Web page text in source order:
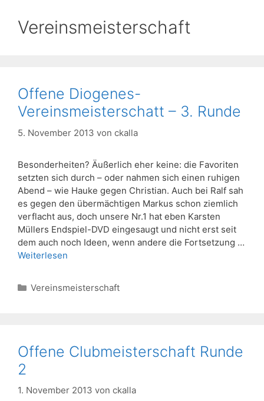
Vereinsmeisterschaft
Offene Diogenes-
Vereinsmeisterschatt – 3. Runde
5. November 2013 von ckalla
Besonderheiten? Äußerlich eher keine: die Favoriten
setzten sich durch – oder nahmen sich einen ruhigen
Abend – wie Hauke gegen Christian. Auch bei Ralf sah
es gegen den übermächtigen Markus schon ziemlich
verflacht aus, doch unsere Nr.1 hat eben Karsten
Müllers Endspiel-DVD eingesaugt und nicht erst seit
dem auch noch Ideen, wenn andere die Fortsetzung …
Weiterlesen
Kategorien
Vereinsmeisterschaft
Offene Clubmeisterschaft Runde
2
1. November 2013 von ckalla